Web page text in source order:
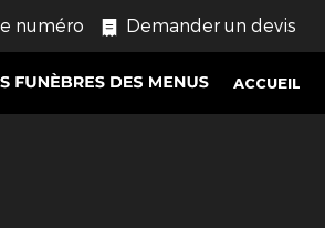
numéro Demander un devis
FUNÈBRES
DES
ACCUEIL